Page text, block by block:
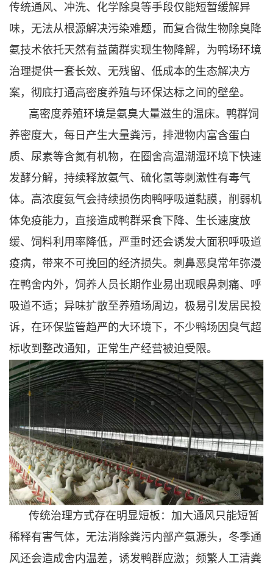
传统通风、冲洗、化学除臭等手段仅能短暂缓解异
味，无法从根源解决污染难题，而复合微生物除臭降
氨技术依托天然有益菌群实现生物降解，为鸭场环境
治理提供一套长效、无残留、低成本的生态解决方
案，彻底打通高密度养殖与环保达标之间的壁垒。
高密度养殖环境是氨臭大量滋生的温床。鸭群饲
养密度大，每日产生大量粪污，排泄物内富含蛋白
质、尿素等含氮有机物，在圈舍高温潮湿环境下快速
发酵分解，持续释放氨气、硫化氢等刺激性有毒气
体。高浓度氨气会持续损伤肉鸭呼吸道黏膜，削弱机
体免疫能力，直接造成鸭群采食下降、生长速度放
缓、饲料利用率降低，严重时还会诱发大面积呼吸道
疫病，带来不可挽回的经济损失。刺鼻恶臭常年弥漫
在鸭舍内外，饲养人员长期作业易出现眼鼻刺痛、呼
吸道不适；异味扩散至养殖场周边，极易引发居民投
诉，在环保监管趋严的大环境下，不少鸭场因臭气超
标收到整改通知，正常生产经营被迫受限。
传统治理方式存在明显短板：加大通风只能短暂
稀释有害气体，无法消除粪污内部产氨源头，冬季通
风还会造成舍内温差，诱发鸭群应激；频繁人工清粪